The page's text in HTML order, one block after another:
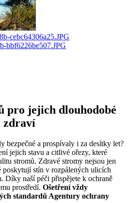
pro jejich dlouhodobé
zdraví
bezpečné a prospívaly i za desítky let?
jejich stavu a citlivé ořezy, které
stromů. Zdravé stromy nejsou jen
poskytují stín v rozpálených ulicích
Díky naší péči přispějete k ochraně
prostředí. Ošetření vždy
standardů Agentury ochrany